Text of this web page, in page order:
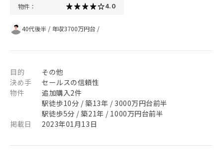
物件： 4.0
40代後半 / 年収3700万円台 /
目的
その他
決め手
セールスの信頼性
物件
追加購入2件
駅徒歩10分 / 築13年 / 3000万円台前半
駅徒歩5分 / 築21年 / 1000万円台前半
掲載日
2023年01月13日